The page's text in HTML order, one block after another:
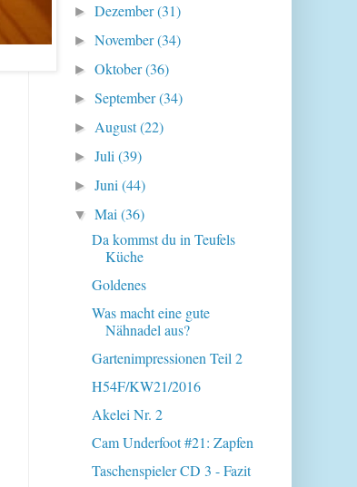
►Dezember(31)
►November(34)
►Oktober(36)
►September(34)
► August(22)
►Juli(39)
►Juni(44)
▼Mai(36)
Da kommst du in Teufels
Küche
Goldenes
Was macht eine gute
Nähnadel aus?
Gartenimpressionen Teil 2
H54F/KW21/2016
Akelei Nr. 2
Cam Underfoot #21: Zapfen
Taschenspieler CD 3 - Fazit